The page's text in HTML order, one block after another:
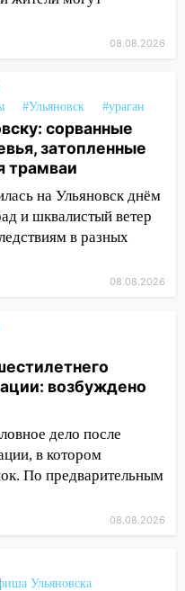
рассказали,
мощного
крушить
на дом на
мощным
с корнем
крышу с
бить по
трамвай
перекрыли
не
ливни
похитил у
08.08.2026
#Ульяновск #ураган
сорванные
затопленные
трамваи
на Ульяновск днём
и шквалистый ветер
в разных
08.08.2026
возбуждено
дело после
в котором
По предварительным
08.08.2026
Ульяновска